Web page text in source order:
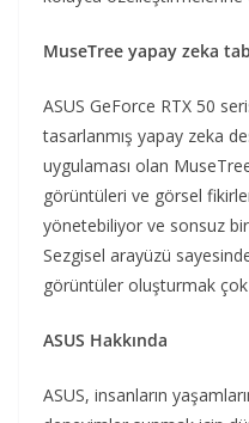
MuseTree yapay zeka
ASUS GeForce RTX 50
tasarlanmış yapay zeka
uygulaması olan
görüntüleri ve görsel
yönetebiliyor ve sonsuz
Sezgisel arayüzü
görüntüler oluşturmak
ASUS Hakkında
ASUS, insanların